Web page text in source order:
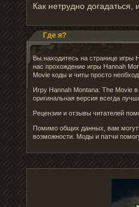
Как нетрудно догадаться,
Где я?
Вы находитесь на странице игры
нас прохождение игры Hannah
Movie коды и читы просто
Игру Hannah Montana: The Movie
оригинальная версия всегда
Рецензии и отзывы читателей
Помимо общих данных, вам могут
возможности. Моды и патчи